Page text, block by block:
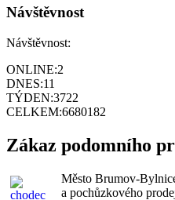
Návštěvnost
Návštěvnost:
ONLINE:2
DNES:11
TÝDEN:3722
CELKEM:6680182
Zákaz podomního
Město Brumov-
a pochůzkového